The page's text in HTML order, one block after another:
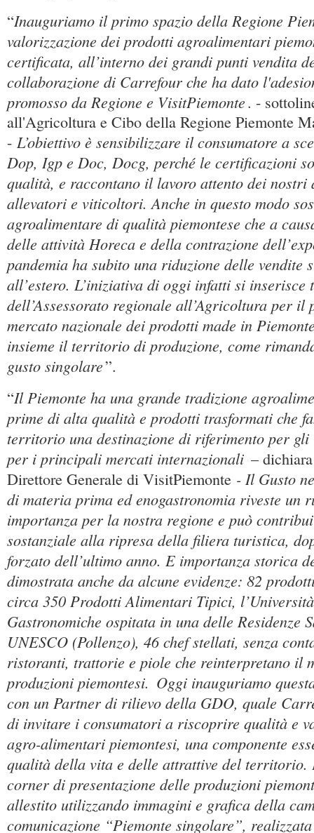
“Inauguriamo il primo spazio della Regione
valorizzazione dei prodotti agroalimentari
certificata, all’interno dei grandi punti vendita
collaborazione di Carrefour che ha dato
promosso da Regione e VisitPiemonte. -
all'Agricoltura e Cibo della Regione Piemonte
- L’obiettivo è sensibilizzare il consumatore a
Dop, Igp e Doc, Docg, perché le certificazioni
qualità, e raccontano il lavoro attento dei
allevatori e viticoltori. Anche in questo modo
agroalimentare di qualità piemontese che a
delle attività Horeca e della contrazione
pandemia ha subito una riduzione delle vendite
all’estero. L’iniziativa di oggi infatti si inserisce
dell’Assessorato regionale all’Agricoltura per il
mercato nazionale dei prodotti made in
insieme il territorio di produzione, come
gusto singolare”.
“Il Piemonte ha una grande tradizione
prime di alta qualità e prodotti trasformati che
territorio una destinazione di riferimento per
per i principali mercati internazionali –
Direttore Generale di VisitPiemonte - Il Gusto
di materia prima ed enogastronomia riveste un
importanza per la nostra regione e può
sostanziale alla ripresa della filiera turistica,
forzato dell’ultimo anno. E importanza storica
dimostrata anche da alcune evidenze: 82
circa 350 Prodotti Alimentari Tipici,
Gastronomiche ospitata in una delle Residenze
UNESCO (Pollenzo), 46 chef stellati, senza
ristoranti, trattorie e piole che reinterpretano il
produzioni piemontesi. Oggi inauguriamo
con un Partner di rilievo della GDO, quale
di invitare i consumatori a riscoprire qualità e
agro-alimentari piemontesi, una componente
qualità della vita e delle attrattive del territorio.
corner di presentazione delle produzioni
allestito utilizzando immagini e grafica della
comunicazione “Piemonte singolare”,